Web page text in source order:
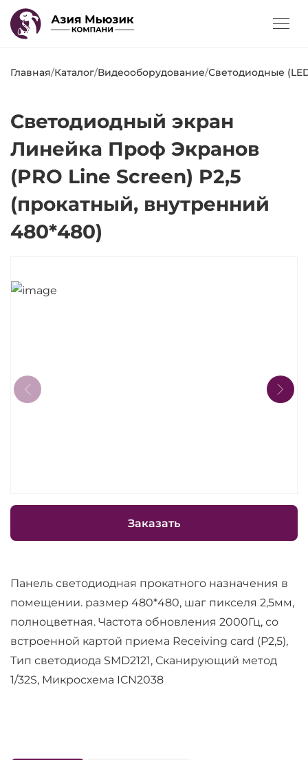
Главная/Каталог/Видеооборудование/Светодиодные
Светодиодный экран
Линейка Проф Экранов
(PRO Line Screen) P2,5
(прокатный, внутренний
480*480)
Заказать
Панель светодиодная прокатного назначения в
помещении. размер 480*480, шаг пикселя 2,5мм,
полноцветная. Частота обновления 2000Гц, со
встроенной картой приема Receiving card (P2,5),
Тип светодиода SMD2121, Сканирующий метод
1/32S, Микросхема ICN2038